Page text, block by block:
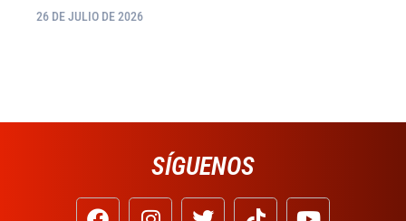
26 DE JULIO DE 2026
SÍGUENOS